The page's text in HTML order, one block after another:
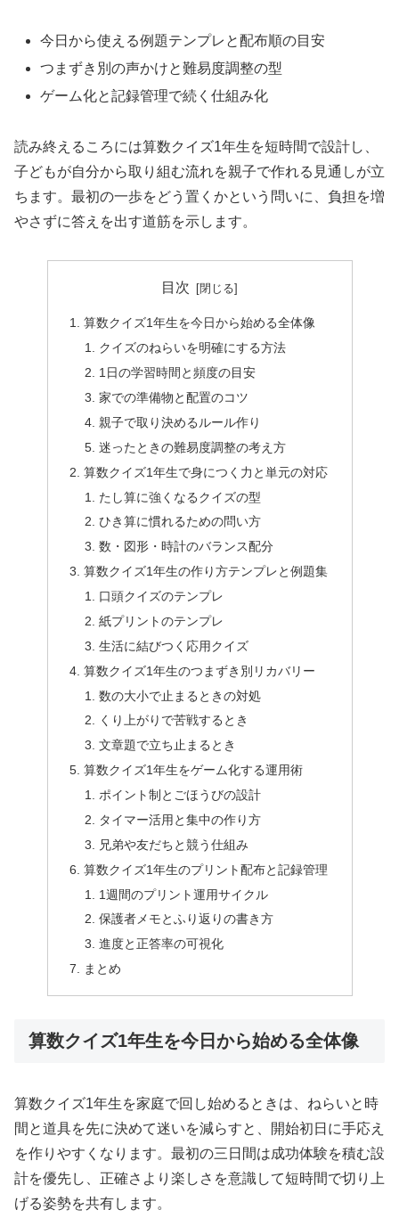
今日から使える例題テンプレと配布順の目安
つまずき別の声かけと難易度調整の型
ゲーム化と記録管理で続く仕組み化
読み終えるころには算数クイズ1年生を短時間で設計し、
子どもが自分から取り組む流れを親子で作れる見通しが立
ちます。最初の一歩をどう置くかという問いに、負担を増
やさずに答えを出す道筋を示します。
目次
算数クイズ1年生を今日から始める全体像
クイズのねらいを明確にする方法
1日の学習時間と頻度の目安
家での準備物と配置のコツ
親子で取り決めるルール作り
迷ったときの難易度調整の考え方
算数クイズ1年生で身につく力と単元の対応
たし算に強くなるクイズの型
ひき算に慣れるための問い方
数・図形・時計のバランス配分
算数クイズ1年生の作り方テンプレと例題集
口頭クイズのテンプレ
紙プリントのテンプレ
生活に結びつく応用クイズ
算数クイズ1年生のつまずき別リカバリー
数の大小で止まるときの対処
くり上がりで苦戦するとき
文章題で立ち止まるとき
算数クイズ1年生をゲーム化する運用術
ポイント制とごほうびの設計
タイマー活用と集中の作り方
兄弟や友だちと競う仕組み
算数クイズ1年生のプリント配布と記録管理
1週間のプリント運用サイクル
保護者メモとふり返りの書き方
進度と正答率の可視化
まとめ
算数クイズ1年生を今日から始める全体像
算数クイズ1年生を家庭で回し始めるときは、ねらいと時
間と道具を先に決めて迷いを減らすと、開始初日に手応え
を作りやすくなります。最初の三日間は成功体験を積む設
計を優先し、正確さより楽しさを意識して短時間で切り上
げる姿勢を共有します。